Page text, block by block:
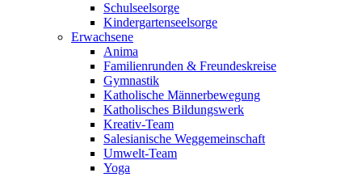
Schulseelsorge
Kindergartenseelsorge
Erwachsene
Anima
Familienrunden & Freundeskreise
Gymnastik
Katholische Männerbewegung
Katholisches Bildungswerk
Kreativ-Team
Salesianische Weggemeinschaft
Umwelt-Team
Yoga